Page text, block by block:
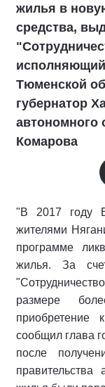
жилья в
средства,
исполняющий
Тюменской
губернатор
автономного
Комарова
"В 2017 году
жителями
программе
жилья. За
размере
приобретение
сообщил глава
после
правительства